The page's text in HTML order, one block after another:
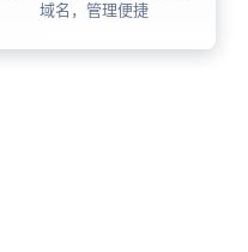
域名，管理便捷